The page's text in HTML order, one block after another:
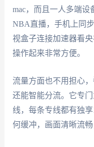
mac，而且一人多端
NBA直播，手机上同
视盒子连接加速器看
操作起来非常方便。
流量方面也不用担心，
还能智能分流。它专
线，每条专线都有独
何缓冲，画面清晰流畅